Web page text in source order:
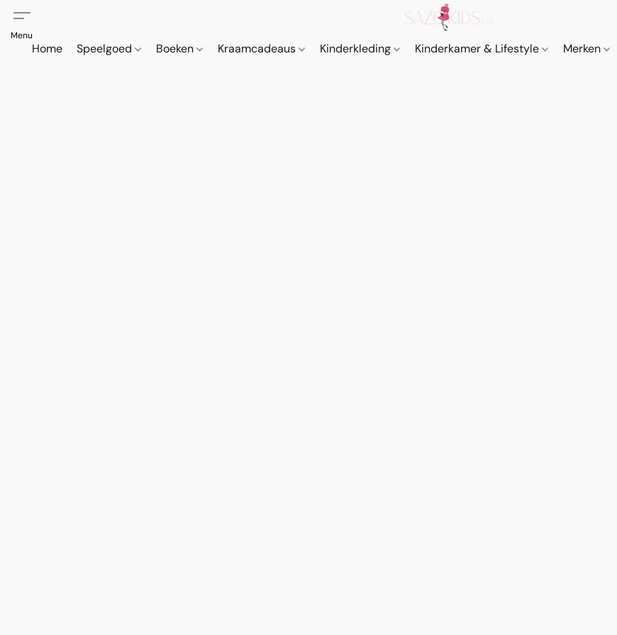
Home Speelgoed Boeken Kraamcadeaus Kinderkleding Kinderkamer & Lifestyle Merken